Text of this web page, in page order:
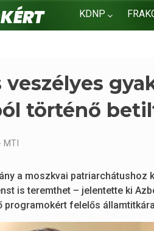
KDNP
történő
MTI
a moszkvai patriarchátushoz
is teremthet – jelentette ki
felelős